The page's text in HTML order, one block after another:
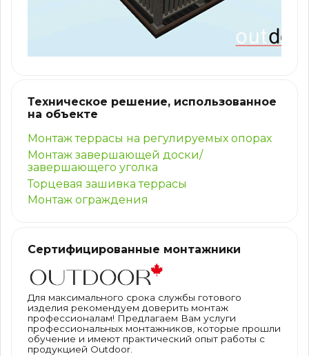
Техническое решение, использованное
на объекте
Монтаж террасы на регулируемых опорах
Монтаж завершающей доски/
завершающего уголка
Торцевая зашивка террасы
Монтаж ограждения
Сертифицированные монтажники
Для максимального срока службы готового
изделия рекомендуем доверить монтаж
профессионалам! Предлагаем Вам услуги
профессиональных монтажников, которые прошли
обучение и имеют практический опыт работы с
продукцией Outdoor.